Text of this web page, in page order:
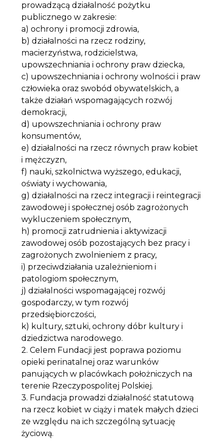
prowadzącą działalność pożytku
publicznego w zakresie:
a) ochrony i promocji zdrowia,
b) działalności na rzecz rodziny,
macierzyństwa, rodzicielstwa,
upowszechniania i ochrony praw dziecka,
c) upowszechniania i ochrony wolności i praw
człowieka oraz swobód obywatelskich, a
także działań wspomagających rozwój
demokracji,
d) upowszechniania i ochrony praw
konsumentów,
e) działalności na rzecz równych praw kobiet
i mężczyzn,
f) nauki, szkolnictwa wyższego, edukacji,
oświaty i wychowania,
g) działalności na rzecz integracji i reintegracji
zawodowej i społecznej osób zagrożonych
wykluczeniem społecznym,
h) promocji zatrudnienia i aktywizacji
zawodowej osób pozostających bez pracy i
zagrożonych zwolnieniem z pracy,
i) przeciwdziałania uzależnieniom i
patologiom społecznym,
j) działalności wspomagającej rozwój
gospodarczy, w tym rozwój
przedsiębiorczości,
k) kultury, sztuki, ochrony dóbr kultury i
dziedzictwa narodowego.
2. Celem Fundacji jest poprawa poziomu
opieki perinatalnej oraz warunków
panujących w placówkach położniczych na
terenie Rzeczypospolitej Polskiej.
3. Fundacja prowadzi działalność statutową
na rzecz kobiet w ciąży i matek małych dzieci
ze względu na ich szczególną sytuację
życiową.